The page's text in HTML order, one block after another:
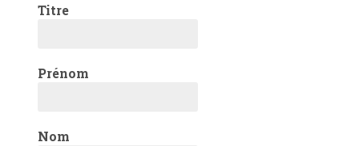
Titre
Prénom
Nom